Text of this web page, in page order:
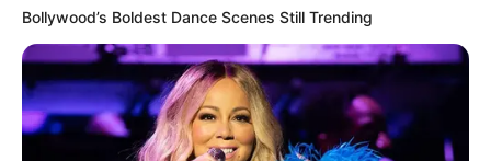
Bollywood’s Boldest Dance Scenes Still Trending